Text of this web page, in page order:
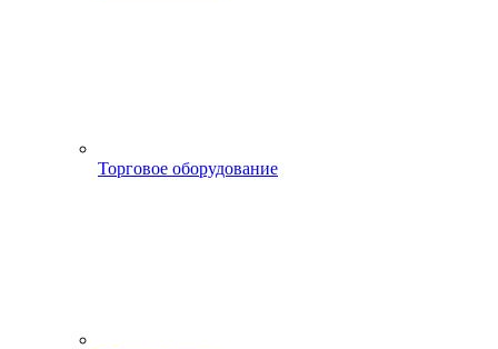
Торговое оборудование